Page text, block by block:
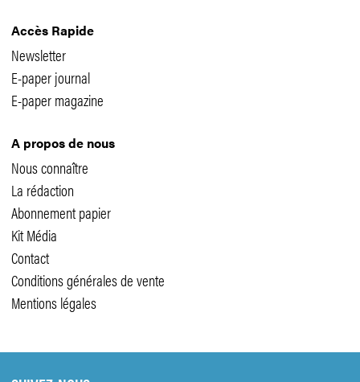
Accès Rapide
Newsletter
E-paper journal
E-paper magazine
A propos de nous
Nous connaître
La rédaction
Abonnement papier
Kit Média
Contact
Conditions générales de vente
Mentions légales